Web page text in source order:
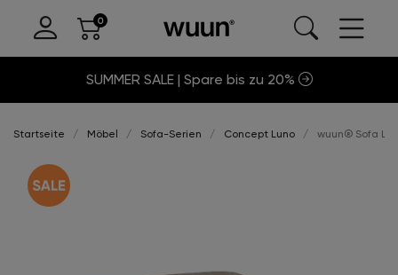
SUMMER SALE | Spare bis zu 20%
Startseite Möbel Sofa-Serien Concept Luno wuun® Sofa